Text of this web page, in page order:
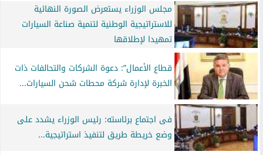
مجلس الوزراء يستعرض الصورة النهائية
للاستراتيجية الوطنية لتنمية صناعة السيارات
تمهيدا لإطلاقها
قطاع الأعمال”: دعوة الشركات والتحالفات ذات
الخبرة لإدارة شركة محطات شحن السيارات...
فى اجتماع برئاسته: رئيس الوزراء يشدد على
وضع خريطة طريق لتنفيذ استراتيجية...